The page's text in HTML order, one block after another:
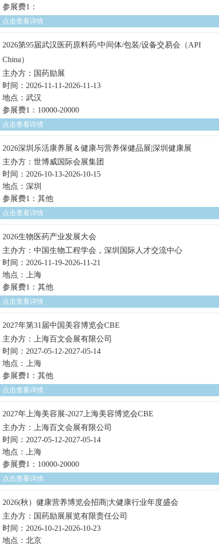
参展费1：
点击查看详情
2026第95届武汉医药原料药/中间体/包装/设备交易会（API
China）
主办方：国药励展
时间：2026-11-11-2026-11-13
地点：武汉
参展费1：10000-20000
点击查看详情
2026深圳乐活康养展＆健康与营养保健品展|深圳健康展
主办方：世博威国际会展集团
时间：2026-10-13-2026-10-15
地点：深圳
参展费1：其他
点击查看详情
2026生物医药产业发展大会
主办方：中国生物工程学会，深圳国际人才交流中心
时间：2026-11-19-2026-11-21
地点：上海
参展费1：其他
点击查看详情
2027年第31届中国美容博览会CBE
主办方：上海百文会展有限公司
时间：2027-05-12-2027-05-14
地点：上海
参展费1：其他
点击查看详情
2027年上海美容展-2027上海美容博览会CBE
主办方：上海百文会展有限公司
时间：2027-05-12-2027-05-14
地点：上海
参展费1：10000-20000
点击查看详情
2026(秋）健康营养博览会招商|大健康行业年度盛会
主办方：国药励展展览有限责任公司
时间：2026-10-21-2026-10-23
地点：北京